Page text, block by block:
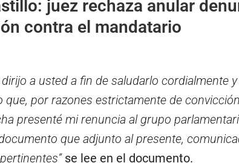
juez rechaza anular
contra el mandatario
a usted a fin de saludarlo cordialmente y
por razones estrictamente de
presenté mi renuncia al grupo
que adjunto al presente,
se lee en el documento.